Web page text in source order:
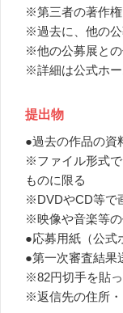
※第三者の著作
※過去に、他の
※他の公募展と
※詳細は公式ホ
提出物
●過去の作品の資
※ファイル形式
ものに限る
※DVDやCD等で
※映像や音楽等
●応募用紙（公式
●第一次審査結果
※82円切手を貼っ
※返信先の住所・